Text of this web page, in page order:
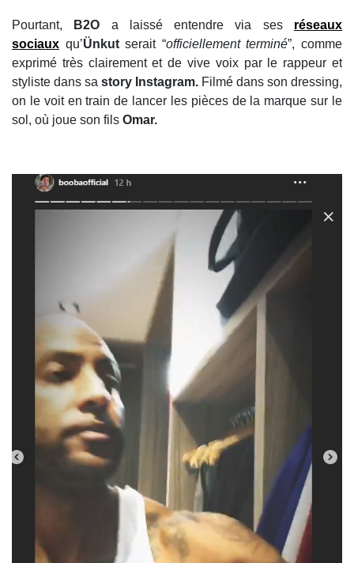
Pourtant, B2O a laissé entendre via ses réseaux
sociaux qu’Ünkutserait “officiellement terminé”, comme
exprimé très clairement et de vive voix par le rappeur et
styliste dans sa story Instagram. Filmé dans son dressing,
on le voit en train de lancer les pièces de la marque sur le
sol, où joue son fils Omar.